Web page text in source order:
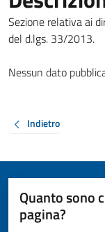
Sezione relativa ai
del d.lgs. 33/2013.
Nessun dato
Indietro
Quanto sono
pagina?